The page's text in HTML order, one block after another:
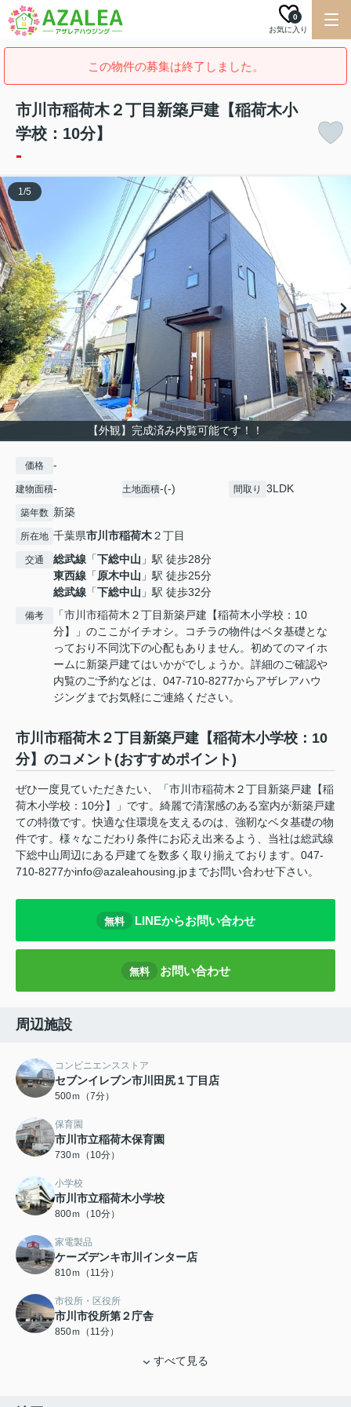
お気に入り
0
この物件の募集は終了しました。
市川市稲荷木２丁目新築戸建【稲荷木小
学校：10分】
-
【外観】完成済み内覧可能です！！
1/5
価格 -
建物面積- 土地面積-(-) 間取り 3LDK
築年数 新築
所在地 千葉県市川市稲荷木２丁目
交通 総武線 「下総中山 」駅 徒歩28分
東西線 「原木中山 」駅 徒歩25分
総武線 「下総中山 」駅 徒歩32分
備考
「市川市稲荷木２丁目新築戸建【稲荷木小学校：10
分】」のここがイチオシ。コチラの物件はベタ基礎とな
っており不同沈下の心配もありません。初めてのマイホ
ームに新築戸建てはいかがでしょうか。詳細のご確認や
内覧のご予約などは、047-710-8277からアザレアハウ
ジングまでお気軽にご連絡ください。
市川市稲荷木２丁目新築戸建【稲荷木小学校：10
分】のコメント(おすすめポイント)
ぜひ一度見ていただきたい、「市川市稲荷木２丁目新築戸建【稲
荷木小学校：10分】」です。綺麗で清潔感のある室内が新築戸建
ての特徴です。快適な住環境を支えるのは、強靭なベタ基礎の物
件です。様々なこだわり条件にお応え出来るよう、当社は総武線
下総中山周辺にある戸建てを数多く取り揃えております。047-
710-8277かinfo@azaleahousing.jpまでお問い合わせ下さい。
無料 LINEからお問い合わせ
無料 お問い合わせ
周辺施設
コンビニエンスストア
セブンイレブン市川田尻１丁目店
500ｍ（7分）
保育園
市川市立稲荷木保育園
730ｍ（10分）
小学校
市川市立稲荷木小学校
800ｍ（10分）
家電製品
ケーズデンキ市川インター店
810ｍ（11分）
市役所・区役所
市川市役所第２庁舎
850ｍ（11分）
すべて見る